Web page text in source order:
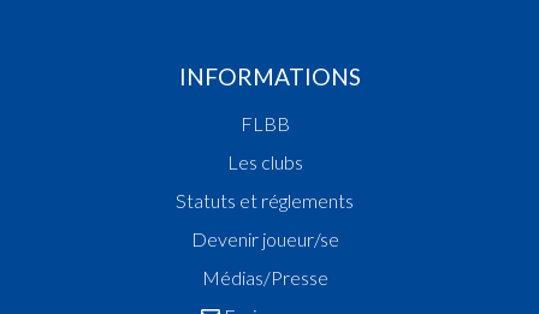
INFORMATIONS
FLBB
Les clubs
Statuts et réglements
Devenir joueur/se
Médias/Presse